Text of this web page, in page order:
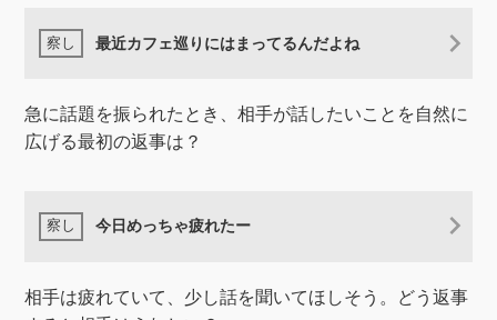
最近カフェ巡りにはまってるんだよね
急に話題を振られたとき、相手が話したいことを自然に
広げる最初の返事は？
今日めっちゃ疲れたー
相手は疲れていて、少し話を聞いてほしそう。どう返事